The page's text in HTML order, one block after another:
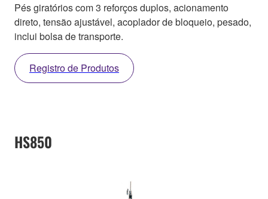
Pés giratórios com 3 reforços duplos, acionamento
direto, tensão ajustável, acoplador de bloqueio, pesado,
inclui bolsa de transporte.
Registro de Produtos
HS850